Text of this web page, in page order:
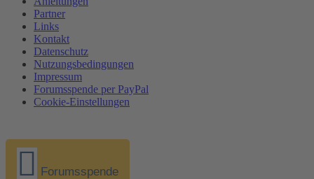
Partner
Links
Kontakt
Datenschutz
Nutzungsbedingungen
Impressum
Forumsspende per PayPal
Cookie-Einstellungen
Forumsspende